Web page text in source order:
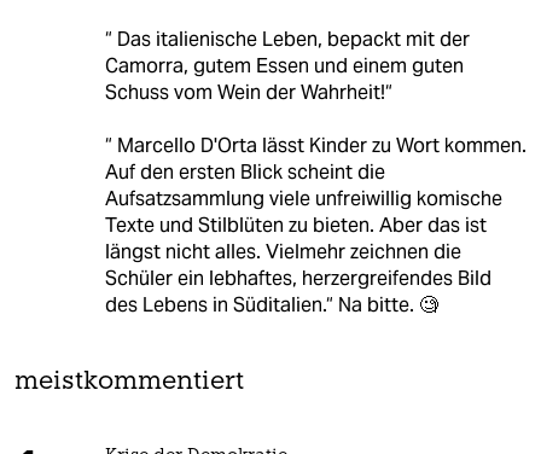
“ Das italienische Leben, bepackt mit der
Camorra, gutem Essen und einem guten
Schuss vom Wein der Wahrheit!“
“ Marcello D'Orta lässt Kinder zu Wort kommen.
Auf den ersten Blick scheint die
Aufsatzsammlung viele unfreiwillig komische
Texte und Stilblüten zu bieten. Aber das ist
längst nicht alles. Vielmehr zeichnen die
Schüler ein lebhaftes, herzergreifendes Bild
des Lebens in Süditalien.“ Na bitte. 🧐
meistkommentiert